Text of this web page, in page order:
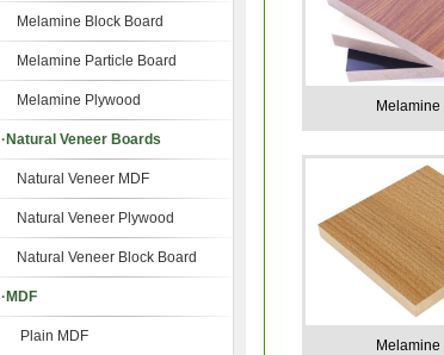
Melamine Block Board
Melamine Particle Board
Melamine Plywood
·Natural Veneer Boards
Natural Veneer MDF
Natural Veneer Plywood
Natural Veneer Block Board
·MDF
Plain MDF
Melamine
Melamine